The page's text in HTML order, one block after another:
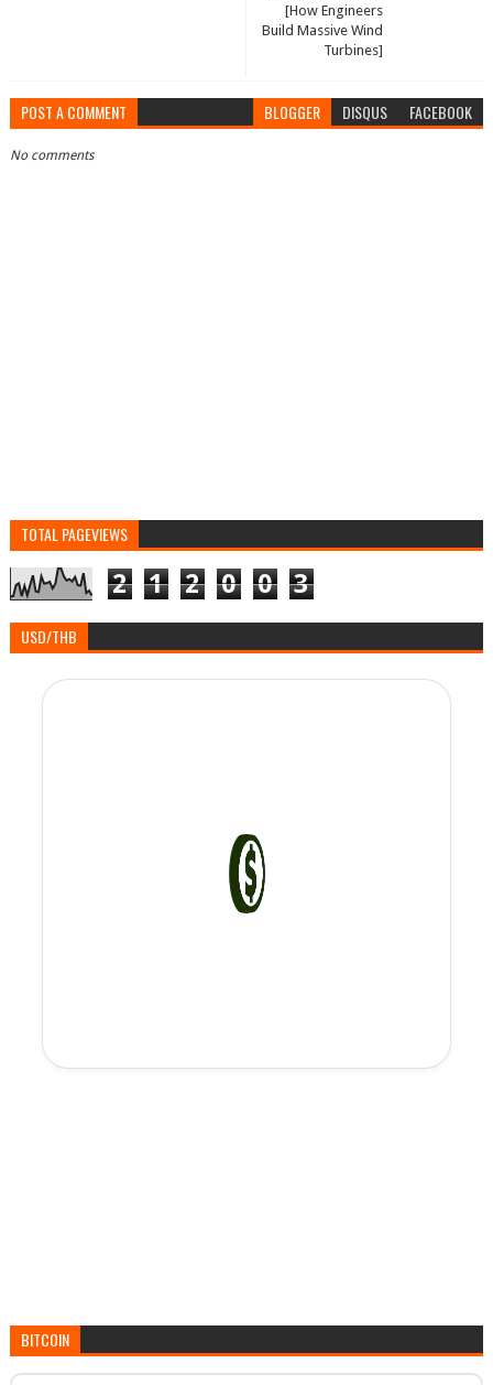
[How Engineers
Build Massive Wind
Turbines]
POST A COMMENT BLOGGER DISQUS FACEBOOK
No comments
TOTAL PAGEVIEWS
2 1 2 0 0 3
USD/THB
BITCOIN